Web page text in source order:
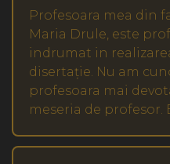
Profesoara mea din
Maria Drule, este
indrumat in
disertație. Nu am
profesoara mai
meseria de profesor.